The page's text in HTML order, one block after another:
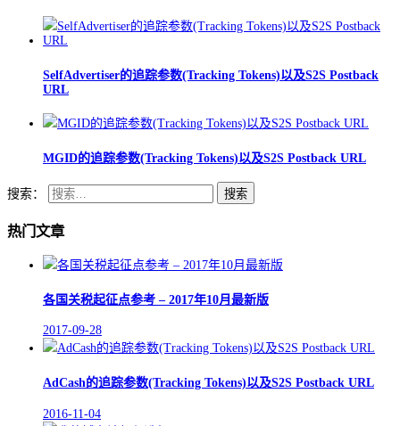
SelfAdvertiser的追踪参数(Tracking Tokens)以及S2S Postback
URL
MGID的追踪参数(Tracking Tokens)以及S2S Postback URL
搜索：
热门文章
各国关税起征点参考 – 2017年10月最新版
2017-09-28
AdCash的追踪参数(Tracking Tokens)以及S2S Postback URL
2016-11-04